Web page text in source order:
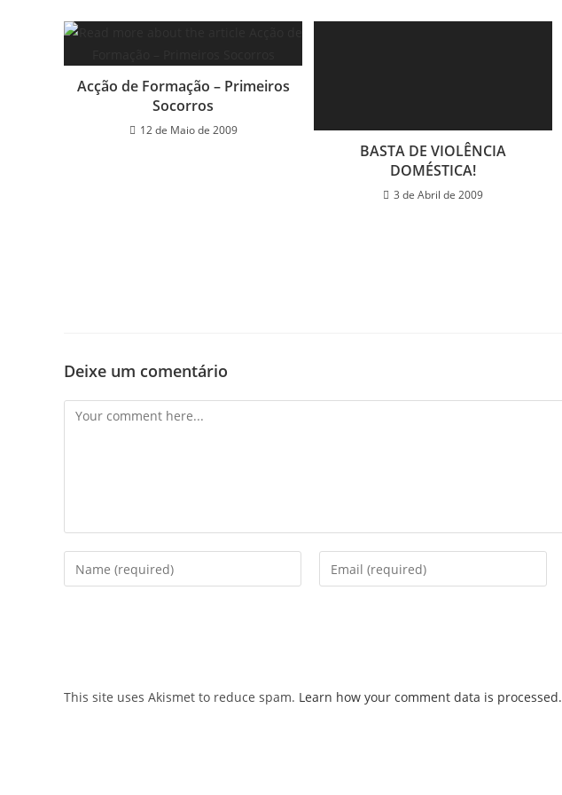
Acção de Formação – Primeiros
Socorros
12 de Maio de 2009
BASTA DE VIOLÊNCIA
DOMÉSTICA!
3 de Abril de 2009
Deixe um comentário
Comment
Enter
your
comment
Enter
your
This site uses Akismet to reduce spam. Learn how your comment data is processed.